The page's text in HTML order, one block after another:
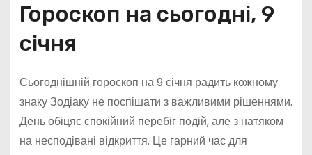
Гороскоп на сьогодні, 9
січня
Сьогоднішній гороскоп на 9 січня радить кожному
знаку Зодіаку не поспішати з важливими рішеннями.
День обіцяє спокійний перебіг подій, але з натяком
на несподівані відкриття. Це гарний час для